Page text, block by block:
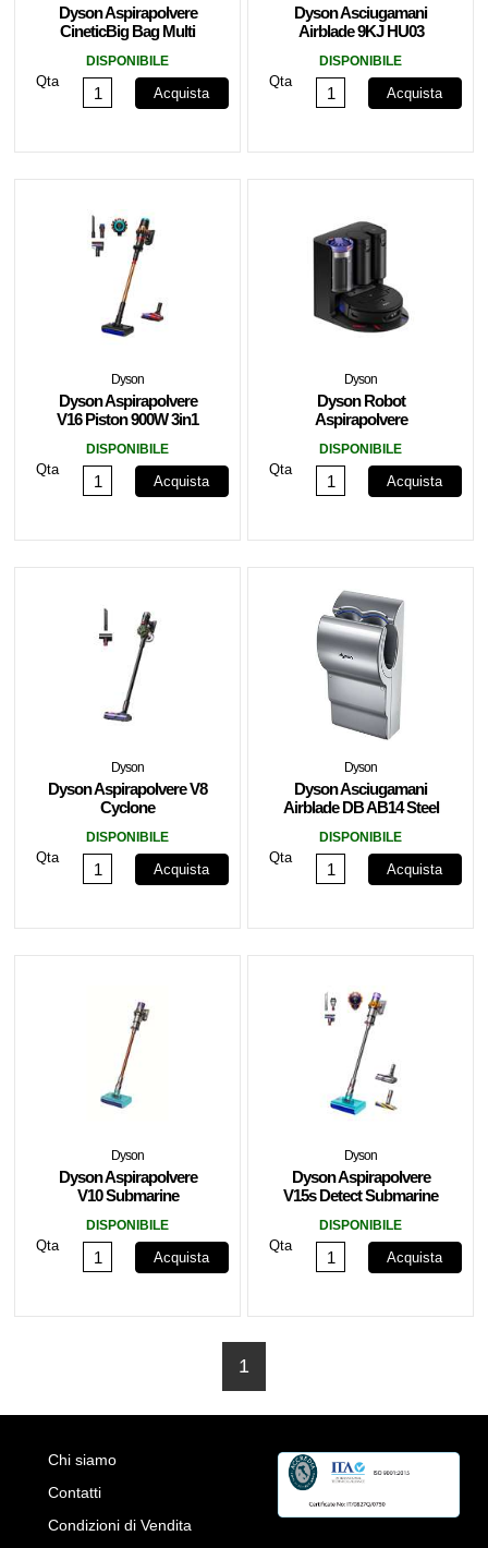
Dyson Aspirapolvere
CineticBig Bag Multi
DISPONIBILE
Qta
Acquista
Dyson Asciugamani
Airblade 9KJ HU03
DISPONIBILE
Qta
Acquista
Dyson
Dyson Aspirapolvere
V16 Piston 900W 3in1
DISPONIBILE
Qta
Acquista
Dyson
Dyson Robot
Aspirapolvere
Black
DISPONIBILE
Qta
Acquista
Dyson
Dyson Aspirapolvere V8
Cyclone
DISPONIBILE
Qta
Acquista
Dyson
Dyson Asciugamani
Airblade DB AB14 Steel
DISPONIBILE
Qta
Acquista
Dyson
Dyson Aspirapolvere
V10 Submarine
DISPONIBILE
Qta
Acquista
Dyson
Dyson Aspirapolvere
V15s Detect Submarine
DISPONIBILE
Qta
Acquista
1
Chi siamo
Contatti
Condizioni di Vendita